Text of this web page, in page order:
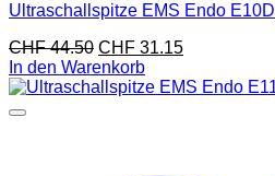
Ultraschallspitze EMS Endo E10D
CHF44.50 CHF 31.15
In den Warenkorb